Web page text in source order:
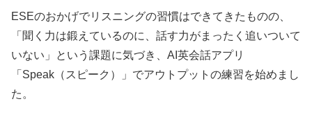
ESEのおかげでリスニングの習慣はできてきたものの、
「聞く力は鍛えているのに、話す力がまったく追いついて
いない」という課題に気づき、AI英会話アプリ
「Speak（スピーク）」でアウトプットの練習を始めまし
た。